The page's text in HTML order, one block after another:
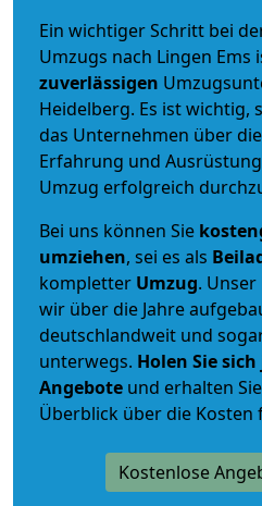
Ein wichtiger Schritt bei
Umzugs nach Lingen Ems
zuverlässigen
Heidelberg. Es ist wichtig,
das Unternehmen über
Erfahrung und
Umzug erfolgreich
Bei uns können Sie
umziehen, sei es als
kompletter Umzug.
wir über die Jahre
deutschlandweit und
unterwegs. Holen Sie
Angebote und erhalten
Überblick über die Kosten
Kostenlose